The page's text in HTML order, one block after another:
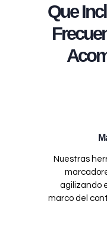
Que
Nuestras
agilizando
marco del